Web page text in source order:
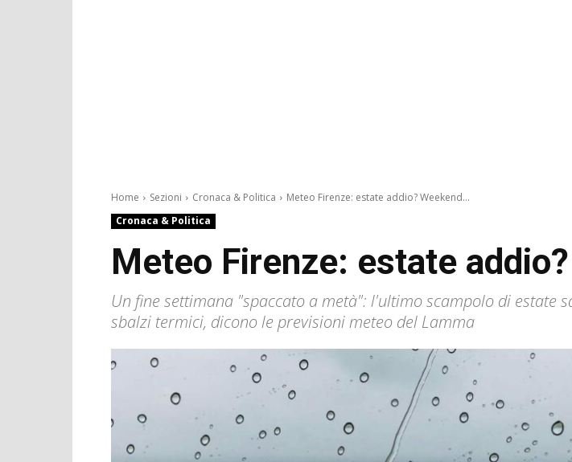
Home Sezioni Cronaca & Politica
Meteo Firenze: estate addio? Weekend...
Cronaca & Politica
Meteo Firenze: estate
Un fine settimana "spaccato a metà": l'ultimo scampolo di estate
sbalzi termici, dicono le previsioni meteo del Lamma